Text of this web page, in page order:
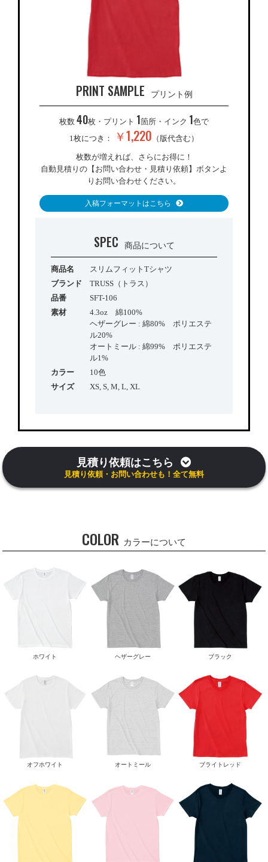
PRINT SAMPLE プリント例
枚数 40枚・プリント 1箇所・インク 1色で
1枚につき：
￥1,220 （版代含む）
枚数が増えれば、さらにお得に！
自動見積りの【お問い合わせ・見積り依頼】ボタンよ
りお問い合わせください。
入稿フォーマットはこちら
SPEC 商品について
商品名
スリムフィットTシャツ
ブランド
TRUSS（トラス）
品番
SFT-106
素材
4.3oz 綿100%
ヘザーグレー : 綿80% ポリエステ
ル20%
オートミール : 綿99% ポリエステ
ル1%
カラー
10色
サイズ
XS, S, M, L, XL
見積り依頼はこちら
見積り依頼・お問い合わせも！全て無料
COLOR カラーについて
ホワイト ヘザーグレー ブラック
オフホワイト オートミール ブライトレッド